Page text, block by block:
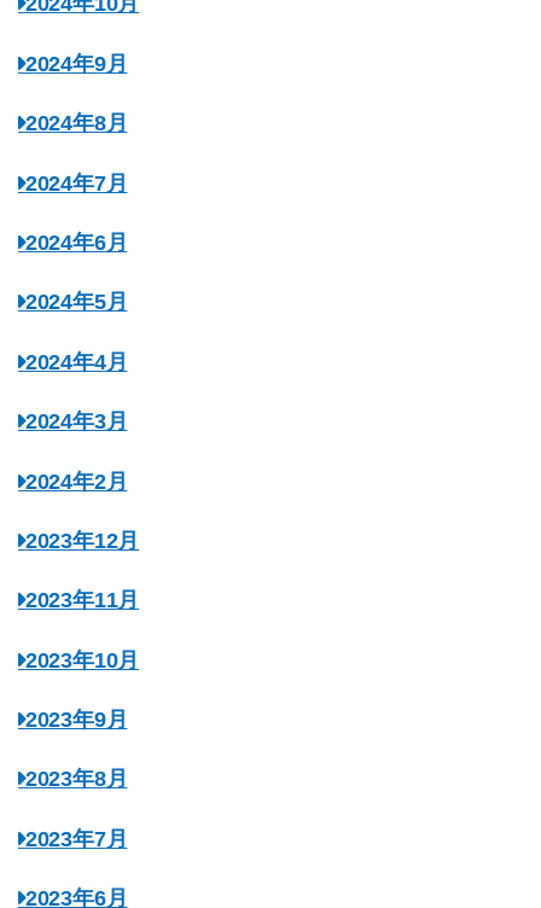
2024年9月
2024年8月
2024年7月
2024年6月
2024年5月
2024年4月
2024年3月
2024年2月
2023年12月
2023年11月
2023年10月
2023年9月
2023年8月
2023年7月
2023年6月